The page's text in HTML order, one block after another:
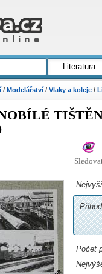
/Modelářství /Vlaky a koleje /
Počet